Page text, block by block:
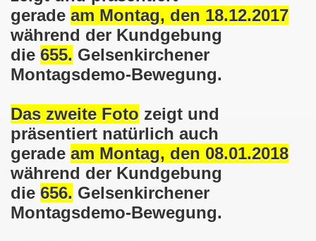
gerade am Montag, den 18.12.2017
während der Kundgebung
die 655. Gelsenkirchener
Montagsdemo-Bewegung.
Das zweite Foto zeigt und
präsentiert natürlich auch
gerade am Montag, den 08.01.2018
während der Kundgebung
die 656. Gelsenkirchener
Montagsdemo-Bewegung.
Bewegung steht solidarisch am 17.07.2017 hinter
Emmerich, stellvertretender Bürgermeister von
Bewegung am 08.06.2026 hat stattgefunden am
Kathi“ am 11.05.2026 während der Kundgebung in
am 09.03.2026 verurteilt Nahostkrieg und
im neuen Jahr 2026 am 05.01.2026 mit dem
am 10.11.2025 auf der 793. Gelsenkirchener